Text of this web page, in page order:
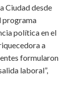
Ciudad desde
programa
política en el
a
formularon
laboral”,